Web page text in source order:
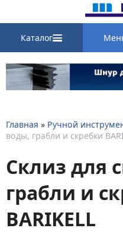
Каталог
Главная » Ручной
воды, грабли и скребки
Склиз для
грабли и
BARIKELL